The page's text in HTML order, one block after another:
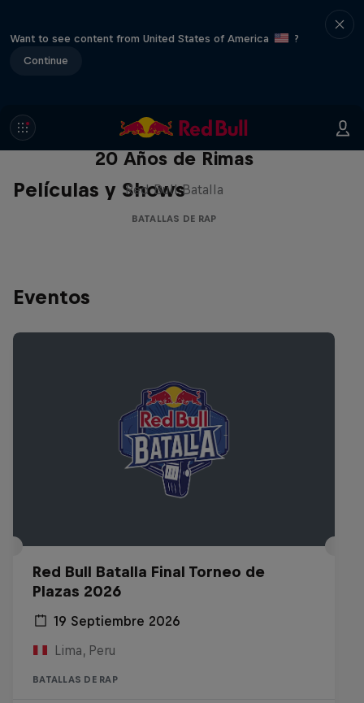
Want to see content from United States of America
?
Continue
Películas y Shows
Red Bull Batalla Nueva Historia:
20 Años de Rimas
Red Bull Batalla
BATALLAS DE RAP
Eventos
Red Bull Batalla Final Torneo de
Plazas 2026
19 Septiembre 2026
Lima, Peru
BATALLAS DE RAP